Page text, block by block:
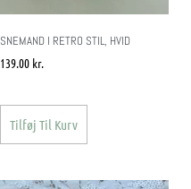
SNEMAND I RETRO STIL, HVID
139.00 kr.
Tilføj Til Kurv